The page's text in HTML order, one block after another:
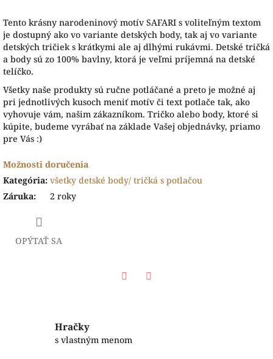
Tento krásny narodeninový motív SAFARI s voliteľným textom
je dostupný ako vo variante detských body, tak aj vo variante
detských tričiek s krátkymi ale aj dlhými rukávmi. Detské tričká
a body sú zo 100% bavlny, ktorá je veľmi príjemná na detské
telíčko.
Všetky naše produkty sú ručne potláčané a preto je možné aj
pri jednotlivých kusoch meniť motív či text potlače tak, ako
vyhovuje vám, našim zákazníkom. Tričko alebo body, ktoré si
kúpite, budeme vyrábať na základe Vašej objednávky, priamo
pre Vás :)
Možnosti doručenia
Kategória: všetky detské body/ tričká s potlačou
Záruka: 2 roky
OPÝTAŤ SA
Hračky
s vlastným menom